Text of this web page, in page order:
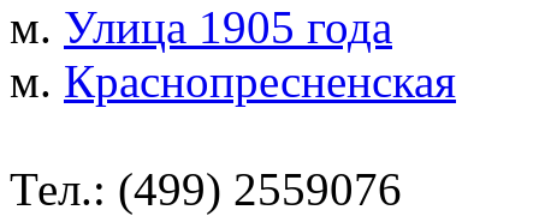
м. Улица 1905 года
м. Краснопресненская
Тел.: (499) 2559076